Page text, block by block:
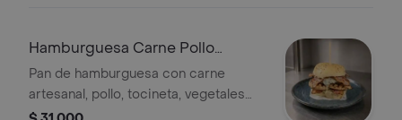
Hamburguesa Carne Pollo
Tocineta
Pan de hamburguesa con carne
artesanal, pollo, tocineta, vegetales
frescos y salsas de la casa.